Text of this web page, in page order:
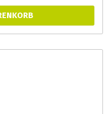
Kognition,
und Pflegepersonal.